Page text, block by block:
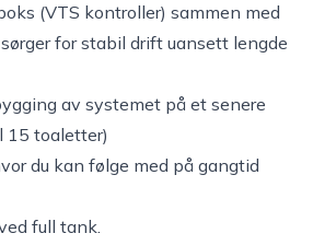
(VTS kontroller) sammen med
for stabil drift uansett lengde
av systemet på et senere
15 toaletter)
du kan følge med på gangtid
full tank.